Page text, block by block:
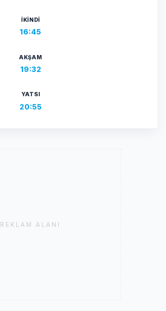
İKINDI
16:45
AKŞAM
19:32
YATSI
20:55
REKLAM ALANI